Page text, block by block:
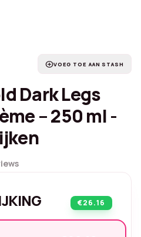
add_circleVOEG TOE AAN STASH
Dark Legs
– 250 ml -
€26.16